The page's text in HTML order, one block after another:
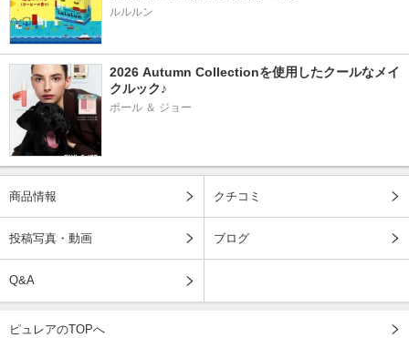
ルルルン
2026 Autumn Collectionを使用したクールなメイ
クルック♪
ポール ＆ ジョー
商品情報 クチコミ
投稿写真・動画 ブログ
Q&A
ピュレアのTOPへ